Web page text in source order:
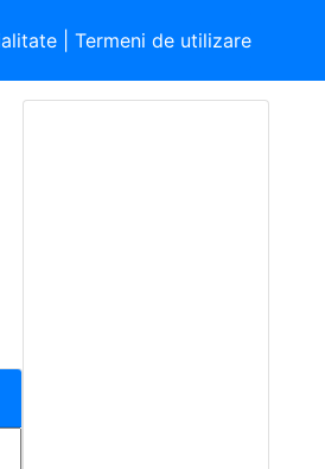
|Termeni de utilizare